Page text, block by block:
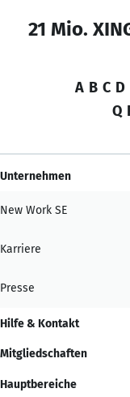
21 Mio.
A B C D
Q
Unternehmen
New Work SE
Karriere
Presse
Hilfe & Kontakt
Mitgliedschaften
Hauptbereiche